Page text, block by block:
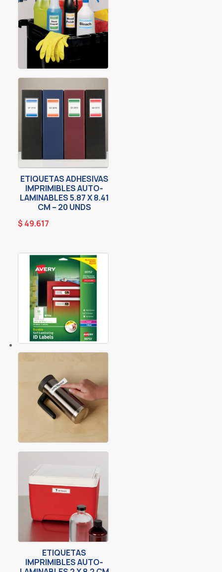
ETIQUETAS ADHESIVAS
IMPRIMIBLES AUTO-
LAMINABLES 5.87 X 8.41
CM – 20 UNDS
$ 49.617
ETIQUETAS
IMPRIMIBLES AUTO-